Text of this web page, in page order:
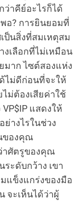
ว่าคีย์อะไรก็ได้
อ? การยินยอมที่
ป็นสิ่งที่สมเหตุสม
งเลือกที่ไม่เหมือน
มาก ไซต์สองแห่ง
ไม่ดีก่อนที่จะให้
ม่ต้องเสียค่าใช้
แสดงให้
ย่างไรในช่วง
ของคุณ
าศัตรูของคุณ
ะดับกว้าง เขา
แข็งแกร่งของมือ
จะเห็นได้ว่าผู้